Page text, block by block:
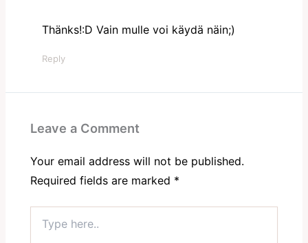
Thänks!:D Vain mulle voi käydä näin;)
Reply
Leave a Comment
Your email address will not be published.
Required fields are marked *
here..